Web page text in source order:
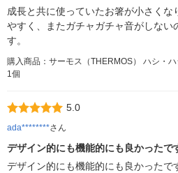
成長と共に使っていたお箸が小さくな
やすく、またガチャガチャ音がしない
す。
購入商品：サーモス（THERMOS） ハシ・
1個
5.0
ada********さん
デザイン的にも機能的にも良かった
デザイン的にも機能的にも良かったで